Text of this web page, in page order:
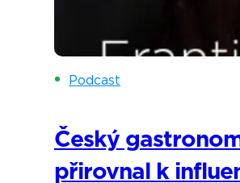
Podcast
Český
přirovnal k